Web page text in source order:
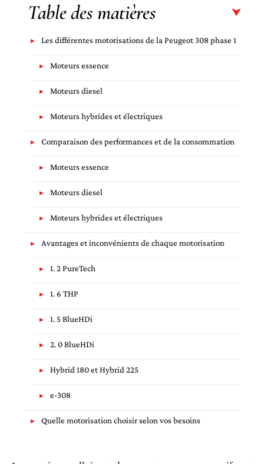
Table des matières
Les différentes motorisations de la Peugeot 308 phase 1
Moteurs essence
Moteurs diesel
Moteurs hybrides et électriques
Comparaison des performances et de la consommation
Moteurs essence
Moteurs diesel
Moteurs hybrides et électriques
Avantages et inconvénients de chaque motorisation
1. 2 PureTech
1. 6 THP
1. 5 BlueHDi
2. 0 BlueHDi
Hybrid 180 et Hybrid 225
e-308
Quelle motorisation choisir selon vos besoins